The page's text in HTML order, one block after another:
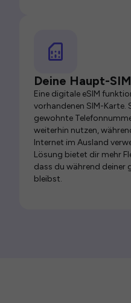
Deine Haupt-
Eine digitale eSIM
vorhandenen SIM-Karte.
gewohnte
weiterhin nutzen,
Internet im Ausland
Lösung bietet dir mehr
dass du während deiner
bleibst.